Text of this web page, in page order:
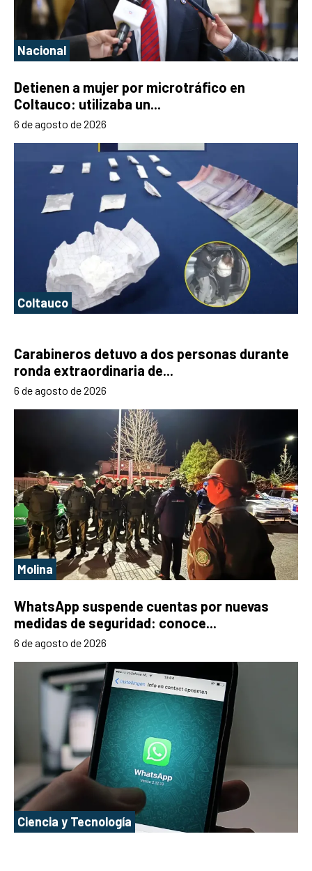
Nacional
Detienen a mujer por microtráfico en
Coltauco: utilizaba un...
6 de agosto de 2026
Coltauco
Carabineros detuvo a dos personas durante
ronda extraordinaria de...
6 de agosto de 2026
Molina
WhatsApp suspende cuentas por nuevas
medidas de seguridad: conoce...
6 de agosto de 2026
Ciencia y Tecnología